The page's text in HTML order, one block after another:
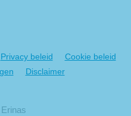
Privacy beleid
Cookie beleid
Disclaimer